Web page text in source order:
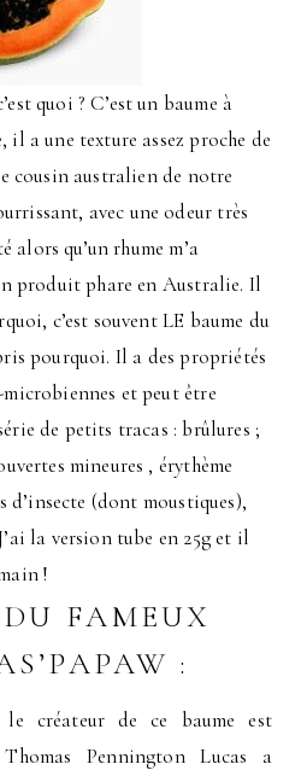
quoi ? C’est un baume à
il a une texture assez proche de
cousin australien de notre
avec une odeur très
alors qu’un rhume m’a
produit phare en Australie. Il
c’est souvent LE baume du
pourquoi. Il a des propriétés
et peut être
de petits tracas : brûlures ;
mineures , érythème
(dont moustiques),
la version tube en 25g et il
!
FAMEUX
:
créateur de ce baume est
Pennington Lucas a